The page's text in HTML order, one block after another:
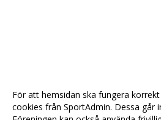
För att hemsidan ska fungera
cookies från SportAdmin. Dessa går